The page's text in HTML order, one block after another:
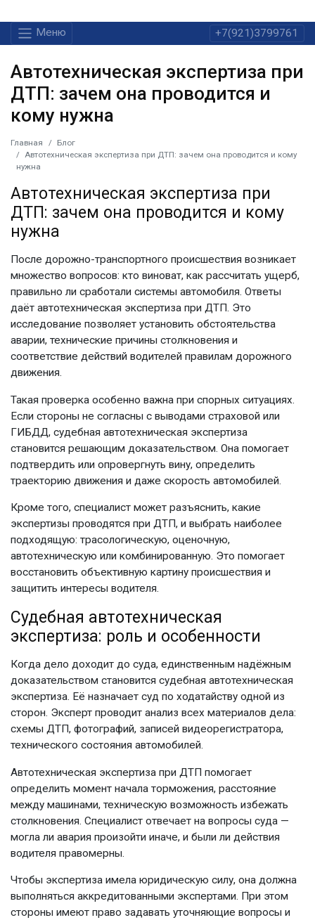
Меню +7(921)3799761
Автотехническая экспертиза при
ДТП: зачем она проводится и
кому нужна
Главная
Блог
Автотехническая экспертиза при ДТП: зачем она проводится и кому
нужна
Автотехническая экспертиза при
ДТП: зачем она проводится и кому
нужна
После дорожно-транспортного происшествия возникает
множество вопросов: кто виноват, как рассчитать ущерб,
правильно ли сработали системы автомобиля. Ответы
даёт автотехническая экспертиза при ДТП. Это
исследование позволяет установить обстоятельства
аварии, технические причины столкновения и
соответствие действий водителей правилам дорожного
движения.
Такая проверка особенно важна при спорных ситуациях.
Если стороны не согласны с выводами страховой или
ГИБДД, судебная автотехническая экспертиза
становится решающим доказательством. Она помогает
подтвердить или опровергнуть вину, определить
траекторию движения и даже скорость автомобилей.
Кроме того, специалист может разъяснить, какие
экспертизы проводятся при ДТП, и выбрать наиболее
подходящую: трасологическую, оценочную,
автотехническую или комбинированную. Это помогает
восстановить объективную картину происшествия и
защитить интересы водителя.
Судебная автотехническая
экспертиза: роль и особенности
Когда дело доходит до суда, единственным надёжным
доказательством становится судебная автотехническая
экспертиза. Её назначает суд по ходатайству одной из
сторон. Эксперт проводит анализ всех материалов дела:
схемы ДТП, фотографий, записей видеорегистратора,
технического состояния автомобилей.
Автотехническая экспертиза при ДТП помогает
определить момент начала торможения, расстояние
между машинами, техническую возможность избежать
столкновения. Специалист отвечает на вопросы суда —
могла ли авария произойти иначе, и были ли действия
водителя правомерны.
Чтобы экспертиза имела юридическую силу, она должна
выполняться аккредитованными экспертами. При этом
стороны имеют право задавать уточняющие вопросы и